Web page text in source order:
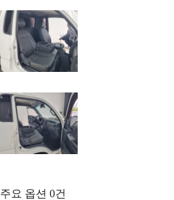
주요 옵션 0건